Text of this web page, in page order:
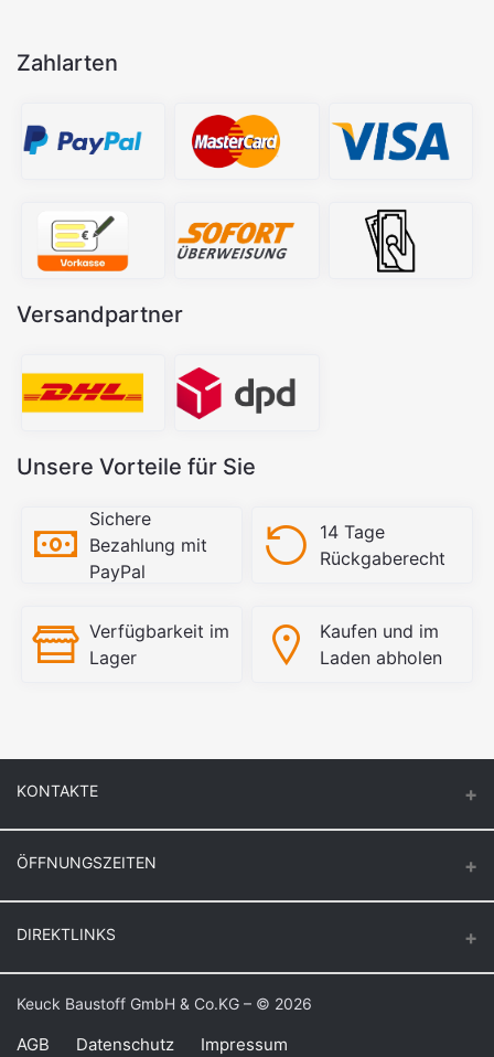
Zahlarten
Versandpartner
Unsere Vorteile für Sie
Sichere
Bezahlung mit
PayPal
14 Tage
Rückgaberecht
Verfügbarkeit im
Lager
Kaufen und im
Laden abholen
KONTAKTE
47918 Tönisvorst
Auf Google Maps anzeigen
ÖFFNUNGSZEITEN
Montag – Donnerstag
6:30 – 16:00
Samstag
DIREKTLINKS
Login
Bestellverlauf
Keuck Baustoff GmbH & Co.KG – © 2026
AGB Datenschutz Impressum